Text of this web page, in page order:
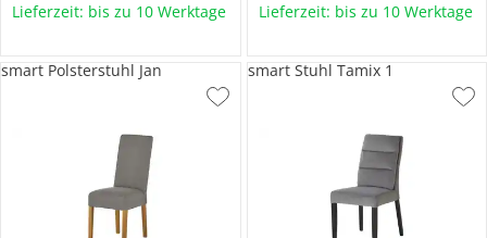
Lieferzeit: bis zu 10 Werktage Lieferzeit: bis zu 10 Werktage
smart Polsterstuhl Jan smart Stuhl Tamix 1